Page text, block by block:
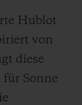
Hublot
von
diese
für Sonne